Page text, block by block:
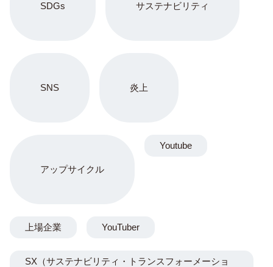
SDGs サステナビリティ
SNS 炎上
アップサイクル
Youtube
上場企業 YouTuber
SX（サステナビリティ・トランスフォーメーショ